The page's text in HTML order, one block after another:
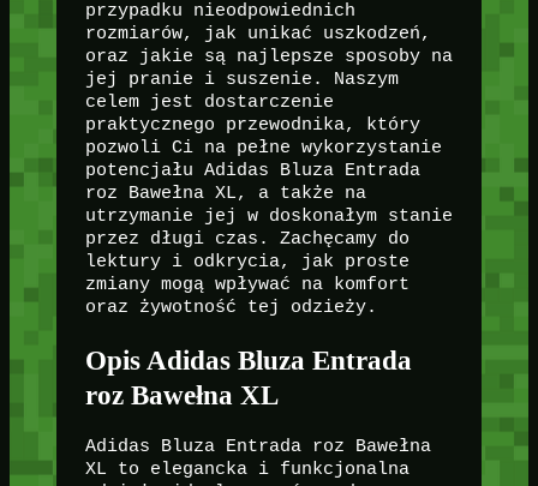
przypadku nieodpowiednich
rozmiarów, jak unikać uszkodzeń,
oraz jakie są najlepsze sposoby na
jej pranie i suszenie. Naszym
celem jest dostarczenie
praktycznego przewodnika, który
pozwoli Ci na pełne wykorzystanie
potencjału Adidas Bluza Entrada
roz Bawełna XL, a także na
utrzymanie jej w doskonałym stanie
przez długi czas. Zachęcamy do
lektury i odkrycia, jak proste
zmiany mogą wpływać na komfort
oraz żywotność tej odzieży.
Opis Adidas Bluza Entrada
roz Bawełna XL
Adidas Bluza Entrada roz Bawełna
XL to elegancka i funkcjonalna